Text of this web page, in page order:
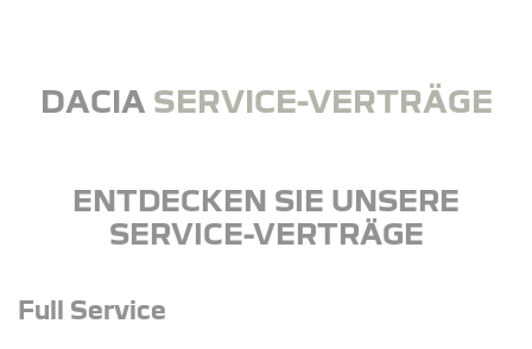
DACIA SERVICE-VERTRÄGE
ENTDECKEN SIE UNSERE
SERVICE-VERTRÄGE
Full Service